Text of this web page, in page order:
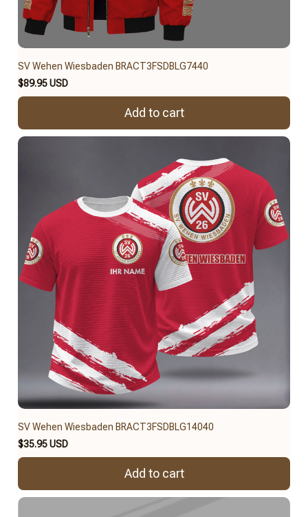
SV Wehen Wiesbaden BRACT3FSDBLG7440
$89.95 USD
Add to cart
SV Wehen Wiesbaden BRACT3FSDBLG14040
$35.95 USD
Add to cart